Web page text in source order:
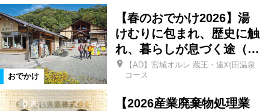
おでかけ
【春のおでかけ2026】湯
けむりに包まれ、歴史に触
れ、暮らしが息づく途（…
【AD】宮城オルレ 蔵王・遠刈田温泉
コース
【2026産業廃棄物処理業